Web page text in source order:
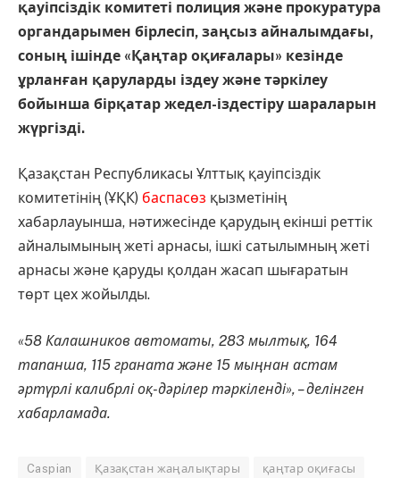
қауіпсіздік комитеті полиция және прокуратура
органдарымен бірлесіп, заңсыз айналымдағы,
соның ішінде «Қаңтар оқиғалары» кезінде
ұрланған қаруларды іздеу және тәркілеу
бойынша бірқатар жедел-іздестіру шараларын
жүргізді.
Қазақстан Республикасы Ұлттық қауіпсіздік
комитетінің (ҰҚК) баспасөз қызметінің
хабарлауынша, нәтижесінде қарудың екінші реттік
айналымының жеті арнасы, ішкі сатылымның жеті
арнасы және қаруды қолдан жасап шығаратын
төрт цех жойылды.
«58 Калашников автоматы, 283 мылтық, 164
тапанша, 115 граната және 15 мыңнан астам
әртүрлі калибрлі оқ-дәрілер тәркіленді», – делінген
хабарламада.
Caspian Қазақстан жаңалықтары қаңтар оқиғасы